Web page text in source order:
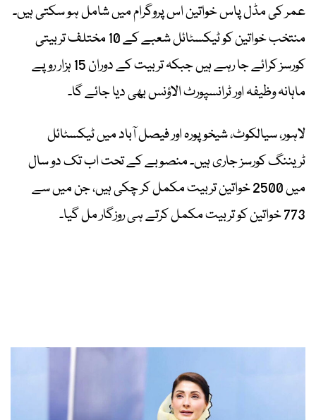
عمر کی مڈل پاس خواتین اس پروگرام میں شامل ہو سکتی ہیں۔
منتخب خواتین کو ٹیکسٹائل شعبے کے 10 مختلف تربیتی
کورسز کرائے جا رہے ہیں جبکہ تربیت کے دوران 15 ہزار روپے
ماہانہ وظیفہ اور ٹرانسپورٹ الاؤنس بھی دیا جائے گا۔
لاہور، سیالکوٹ، شیخوپورہ اور فیصل آباد میں ٹیکسٹائل
ٹریننگ کورسز جاری ہیں۔ منصوبے کے تحت اب تک دو سال
میں 2500 خواتین تربیت مکمل کر چکی ہیں، جن میں سے
773 خواتین کو تربیت مکمل کرتے ہی روزگار مل گیا۔